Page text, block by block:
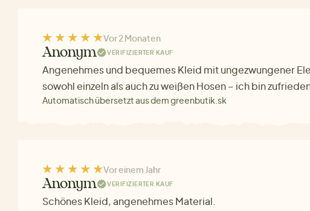
Vor 2 Monaten
Anonym VERIFIZIERTER KAUF
Angenehmes und bequemes Kleid mit ungezwungener
sowohl einzeln als auch zu weißen Hosen – ich bin
Automatisch übersetzt aus dem greenbutik.sk
Vor einem Jahr
Anonym VERIFIZIERTER KAUF
Schönes Kleid, angenehmes Material.